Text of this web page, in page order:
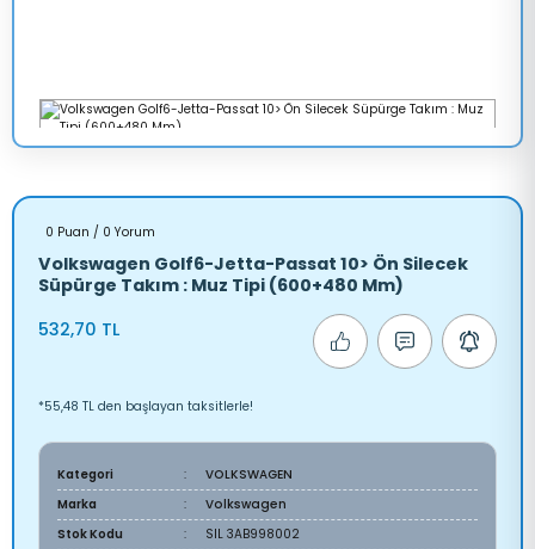
0 Puan / 0 Yorum
Volkswagen Golf6-Jetta-Passat 10> Ön Silecek
Süpürge Takım : Muz Tipi (600+480 Mm)
532,70 TL
*55,48 TL den başlayan taksitlerle!
Kategori
VOLKSWAGEN
Marka
Volkswagen
Stok Kodu
SIL 3AB998002